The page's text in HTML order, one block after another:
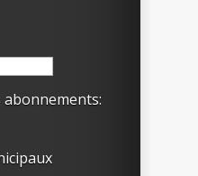
abonnements: